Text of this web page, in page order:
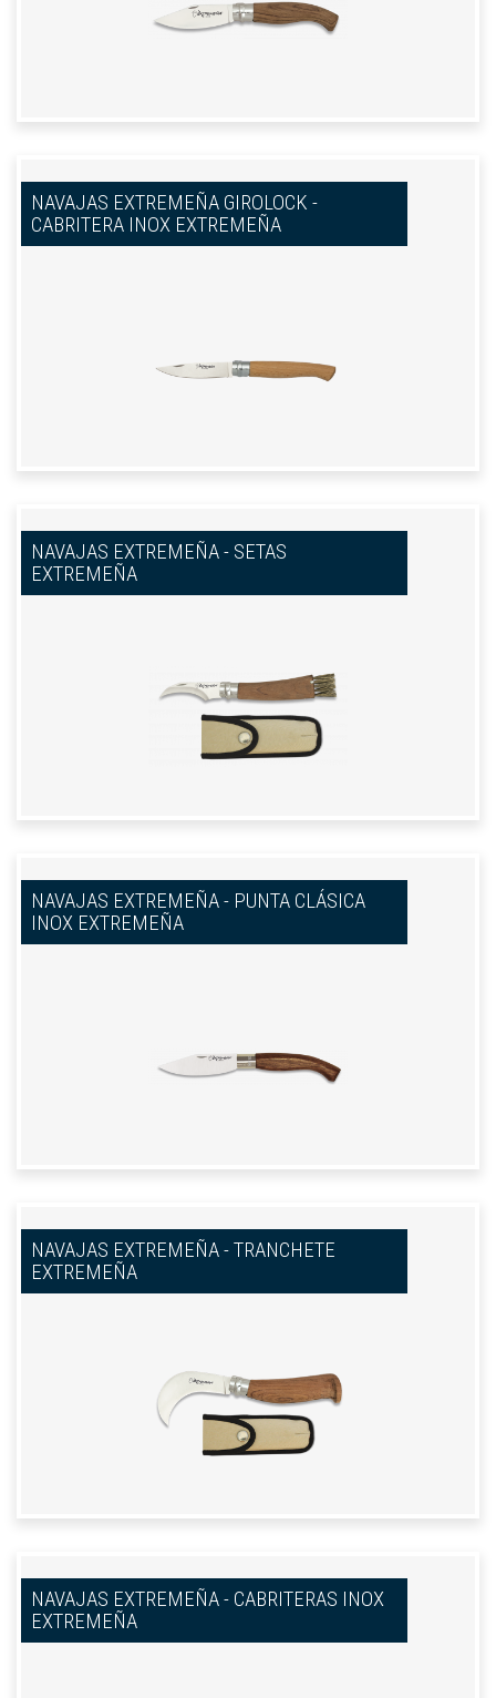
NAVAJAS EXTREMEÑA GIROLOCK -
CABRITERA INOX EXTREMEÑA
NAVAJAS EXTREMEÑA - SETAS
EXTREMEÑA
NAVAJAS EXTREMEÑA - PUNTA CLÁSICA
INOX EXTREMEÑA
NAVAJAS EXTREMEÑA - TRANCHETE
EXTREMEÑA
NAVAJAS EXTREMEÑA - CABRITERAS INOX
EXTREMEÑA